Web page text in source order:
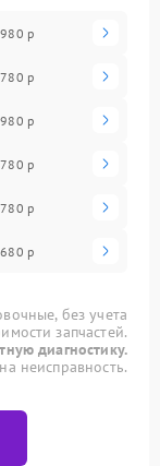
980 р
р
р
р
780 р
680 р
без учета
запчастей.
диагностику.
неисправность.